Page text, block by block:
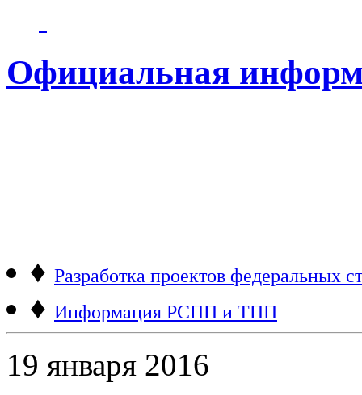
Официальная
♦ Разработка проектов федеральных
♦ Информация РСПП и ТПП
19 января 2016